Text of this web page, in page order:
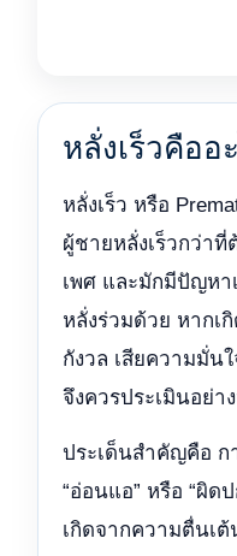
หลั่งเร็วคือ
หลั่งเร็ว หรือ
ผู้ชายหลั่งเร็วกว่าที่
เพศ และมักมีปัญหา
หลั่งร่วมด้วย หากเ
กังวล เสียความมั่น
จึงควรประเมินอย่าง
ประเด็นสำคัญคือ ก
“อ่อนแอ” หรือ “ผิด
เกิดจากความตื่นเ